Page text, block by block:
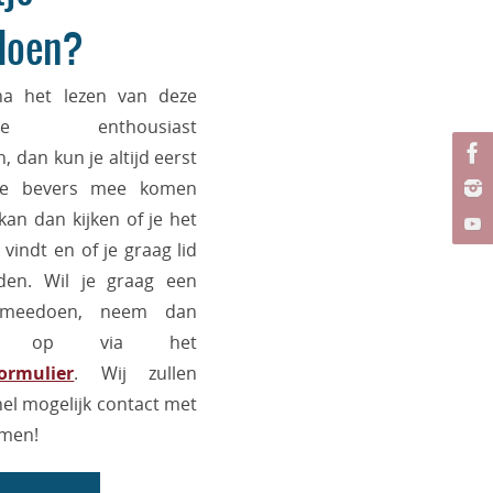
het lezen van deze
enthousiast
dan kun je altijd eerst
bevers mee komen
dan kijken of je het
vindt en of je graag lid
Wil je graag een
neem dan
op via het
. Wij zullen
mogelijk contact met